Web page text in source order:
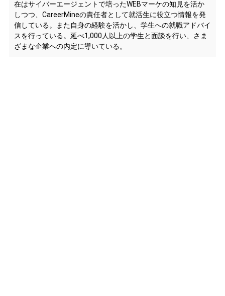
在はサイバーエージェントで培ったWEBマーケの知見を活か
しつつ、CareerMineの責任者として就活生に役立つ情報を発
信している。また自身の経験を活かし、学生への就職アドバイ
スを行っている。延べ1,000人以上の学生と面談を行い、さま
ざまな企業への内定に導いている。